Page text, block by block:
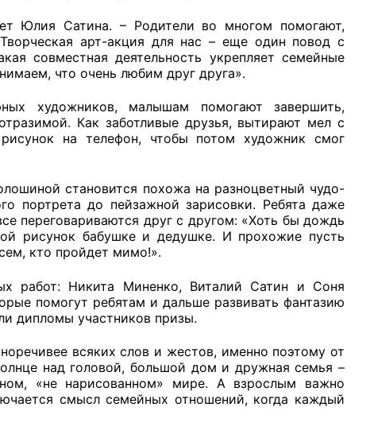
Юлия Сатина. – Родители во многом помогают,
арт-акция для нас – еще один повод с
совместная деятельность укрепляет семейные
что очень любим друг друга».
художников, малышам помогают завершить,
Как заботливые друзья, вытирают мел с
на телефон, чтобы потом художник смог
становится похожа на разноцветный чудо-
портрета до пейзажной зарисовки. Ребята даже
переговариваются друг с другом: «Хоть бы дождь
рисунок бабушке и дедушке. И прохожие пусть
кто пройдет мимо!».
работ: Никита Миненко, Виталий Сатин и Соня
помогут ребятам и дальше развивать фантазию
дипломы участников призы.
всяких слов и жестов, именно поэтому от
над головой, большой дом и дружная семья –
«не нарисованном» мире. А взрослым важно
смысл семейных отношений, когда каждый